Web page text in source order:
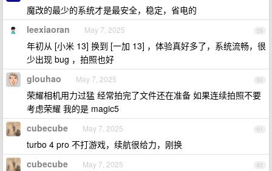
魔改的最少的系统才是最安全，稳定，省电的
59
leexiaoran May 7, 2025
年初从 [小米 13] 换到 [一加 13] ，体验真好多了，系统流畅，很
少出现 bug ，拍照也好
60
glouhao May 7, 2025
荣耀相机用力过猛 经常拍完了文件还在准备 如果连续拍照不要
考虑荣耀 我的是 magic5
61
cubecube May 7, 2025
turbo 4 pro 不打游戏，续航很给力，刚换
62
cubecube May 7, 2025